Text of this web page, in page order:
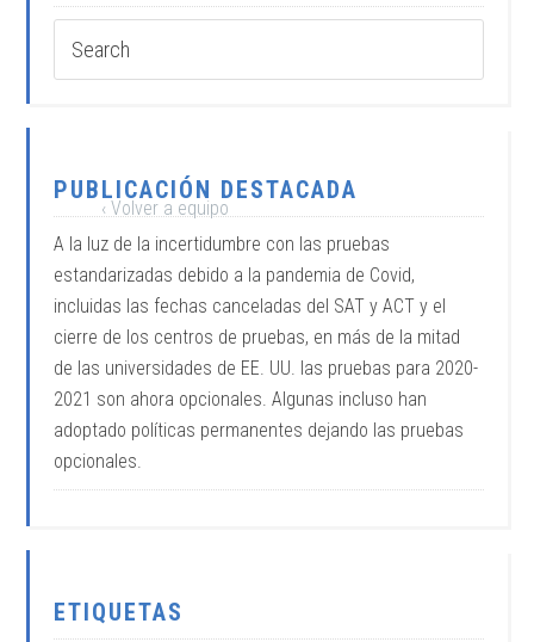
PUBLICACIÓN DESTACADA
‹ Volver a equipo
A la luz de la incertidumbre con las pruebas
estandarizadas debido a la pandemia de Covid,
incluidas las fechas canceladas del SAT y ACT y el
cierre de los centros de pruebas, en más de la mitad
de las universidades de EE. UU. las pruebas para 2020-
2021 son ahora opcionales. Algunas incluso han
adoptado políticas permanentes dejando las pruebas
opcionales.
ETIQUETAS